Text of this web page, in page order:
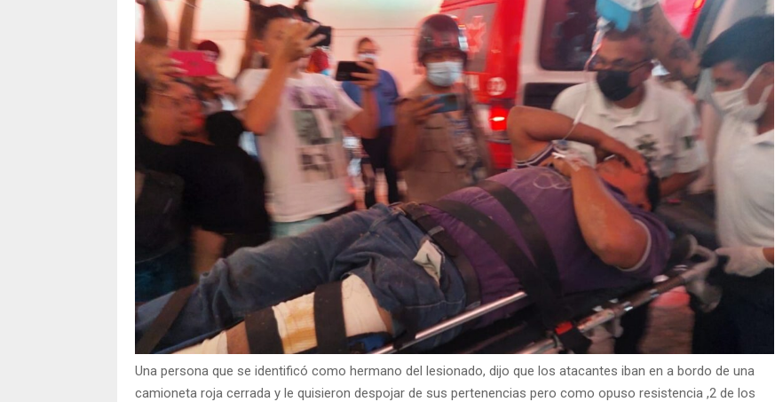
Una persona que se identificó como hermano del lesionado, dijo que los atacantes iban en a bordo de una
camioneta roja cerrada y le quisieron despojar de sus pertenencias pero como opuso resistencia ,2 de los